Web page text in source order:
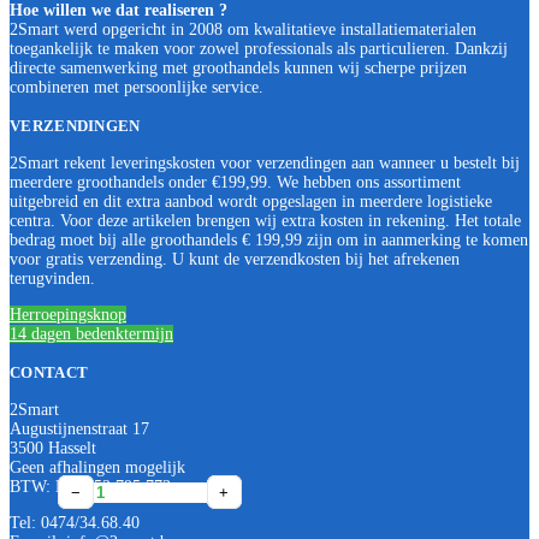
−
1
x
Rofix
+
−
1
x
Rofix
+
−
1
x
Rofix
+
−
1
x
Rofix
+
−
Beschermplaat
gas
1
+
Hoe willen we dat realiseren ?
2Smart werd opgericht in 2008 om kwalitatieve installatiematerialen
toegankelijk te maken voor zowel professionals als particulieren. Dankzij
directe samenwerking met groothandels kunnen wij scherpe prijzen
combineren met persoonlijke service.
VERZENDINGEN
2Smart rekent leveringskosten voor verzendingen aan wanneer u bestelt bij
meerdere groothandels onder €199,99. We hebben ons assortiment
uitgebreid en dit extra aanbod wordt opgeslagen in meerdere logistieke
centra. Voor deze artikelen brengen wij extra kosten in rekening. Het totale
bedrag moet bij alle groothandels € 199,99 zijn om in aanmerking te komen
voor gratis verzending. U kunt de verzendkosten bij het afrekenen
terugvinden.
Herroepingsknop
14 dagen bedenktermijn
CONTACT
2Smart
Augustijnenstraat 17
3500 Hasselt
Geen afhalingen mogelijk
BTW: BE0552 795 773
Tel: 0474/34.68.40